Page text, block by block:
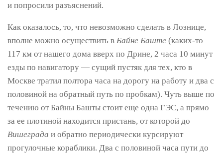
и попросили разъяснений.
Как оказалось, то, что невозможно сделать в Лознице,
вполне можно осуществить в Байне Баште (каких-то
117 км от нашего дома вверх по Дрине, 2 часа 10 минут
езды по навигатору — сущий пустяк для тех, кто в
Москве тратил полтора часа на дорогу на работу и два с
половиной на обратный путь по пробкам). Чуть выше по
течению от Байны Башты стоит еще одна ГЭС, а прямо
за ее плотиной находится пристань, от которой до
Вишеграда и обратно периодически курсируют
прогулочные кораблики. Два с половиной часа пути до